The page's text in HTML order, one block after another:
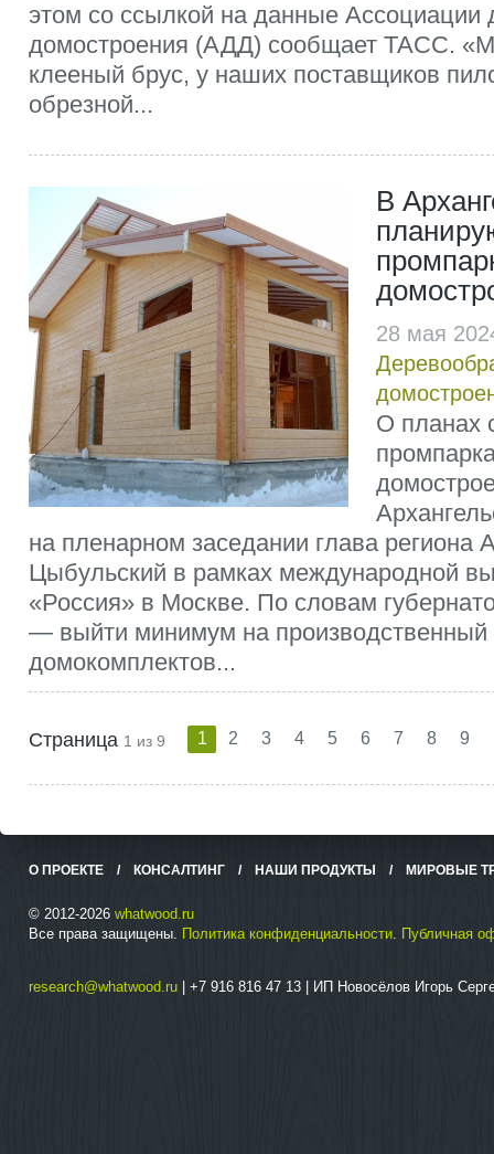
этом со ссылкой на данные Ассоциации
домостроения (АДД) сообщает ТАСС.
клееный брус, у наших поставщиков
обрезной...
В
28 мая
О планах
на пленарном заседании глава региона
Цыбульский в рамках международной
«Россия» в Москве. По словам
— выйти минимум на производственный
домокомплектов...
Страница 1 из 9 1 2 3 4 5 6 7 8 9
О ПРОЕКТЕ / КОНСАЛТИНГ / НАШИ ПРОДУКТЫ / МИРОВЫЕ
© 2012-2026 whatwood.ru
Все права защищены. Политика конфиденциальности. Публичная
research@whatwood.ru | +7 916 816 47 13 | ИП Новосёлов Игорь